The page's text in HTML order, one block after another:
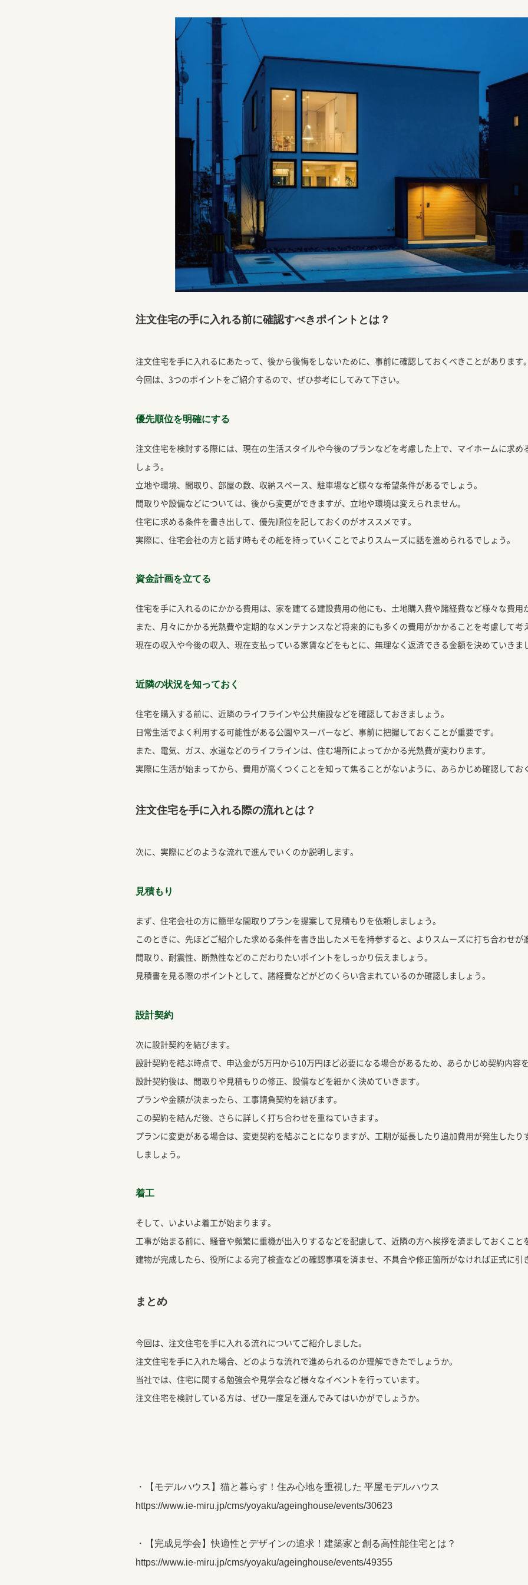
注文住宅の手に入れる前に確認すべきポイントとは？
注文住宅を手に入れるにあたって、後から後悔をしないために、事前に確認しておくべきことがあります。
今回は、3つのポイントをご紹介するので、ぜひ参考にしてみて下さい。
優先順位を明確にする
注文住宅を検討する際には、現在の生活スタイルや今後のプランなどを考慮した上で、マイホームに求め
しょう。
立地や環境、間取り、部屋の数、収納スペース、駐車場など様々な希望条件があるでしょう。
間取りや設備などについては、後から変更ができますが、立地や環境は変えられません。
住宅に求める条件を書き出して、優先順位を記しておくのがオススメです。
実際に、住宅会社の方と話す時もその紙を持っていくことでよりスムーズに話を進められるでしょう。
資金計画を立てる
住宅を手に入れるのにかかる費用は、家を建てる建設費用の他にも、土地購入費や諸経費など様々な費用
また、月々にかかる光熱費や定期的なメンテナンスなど将来的にも多くの費用がかかることを考慮して考
現在の収入や今後の収入、現在支払っている家賃などをもとに、無理なく返済できる金額を決めていきま
近隣の状況を知っておく
住宅を購入する前に、近隣のライフラインや公共施設などを確認しておきましょう。
日常生活でよく利用する可能性がある公園やスーパーなど、事前に把握しておくことが重要です。
また、電気、ガス、水道などのライフラインは、住む場所によってかかる光熱費が変わります。
実際に生活が始まってから、費用が高くつくことを知って焦ることがないように、あらかじめ確認してお
注文住宅を手に入れる際の流れとは？
次に、実際にどのような流れで進んでいくのか説明します。
見積もり
まず、住宅会社の方に簡単な間取りプランを提案して見積もりを依頼しましょう。
このときに、先ほどご紹介した求める条件を書き出したメモを持参すると、よりスムーズに打ち合わせが
間取り、耐震性、断熱性などのこだわりたいポイントをしっかり伝えましょう。
見積書を見る際のポイントとして、諸経費などがどのくらい含まれているのか確認しましょう。
設計契約
次に設計契約を結びます。
設計契約を結ぶ時点で、申込金が5万円から10万円ほど必要になる場合があるため、あらかじめ契約内容
設計契約後は、間取りや見積もりの修正、設備などを細かく決めていきます。
プランや金額が決まったら、工事請負契約を結びます。
この契約を結んだ後、さらに詳しく打ち合わせを重ねていきます。
プランに変更がある場合は、変更契約を結ぶことになりますが、工期が延長したり追加費用が発生したり
しましょう。
着工
そして、いよいよ着工が始まります。
工事が始まる前に、騒音や頻繁に重機が出入りするなどを配慮して、近隣の方へ挨拶を済ましておくこと
建物が完成したら、役所による完了検査などの確認事項を済ませ、不具合や修正箇所がなければ正式に引
まとめ
今回は、注文住宅を手に入れる流れについてご紹介しました。
注文住宅を手に入れた場合、どのような流れで進められるのか理解できたでしょうか。
当社では、住宅に関する勉強会や見学会など様々なイベントを行っています。
注文住宅を検討している方は、ぜひ一度足を運んでみてはいかがでしょうか。
・【モデルハウス】猫と暮らす！住み心地を重視した 平屋モデルハウス
https://www.ie-miru.jp/cms/yoyaku/ageinghouse/events/30623
・【完成見学会】快適性とデザインの追求！建築家と創る高性能住宅とは？
https://www.ie-miru.jp/cms/yoyaku/ageinghouse/events/49355